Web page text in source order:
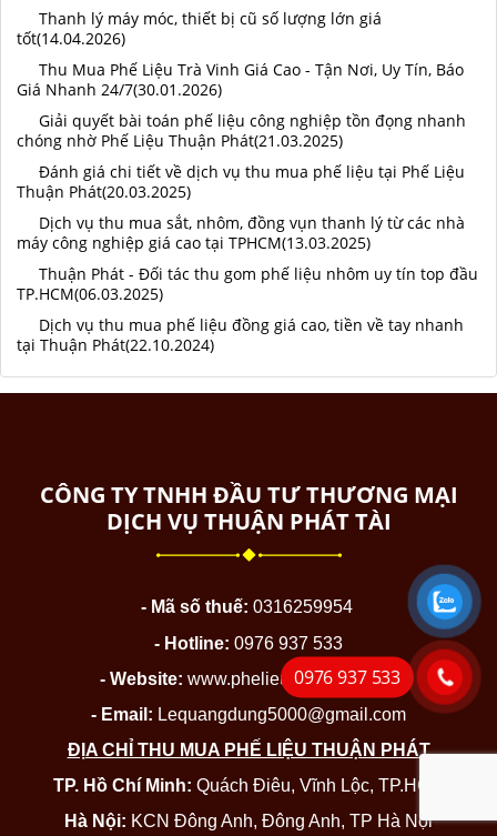
Thanh lý máy móc, thiết bị cũ số lượng lớn giá
tốt(14.04.2026)
Thu Mua Phế Liệu Trà Vinh Giá Cao - Tận Nơi, Uy Tín, Báo
Giá Nhanh 24/7(30.01.2026)
Giải quyết bài toán phế liệu công nghiệp tồn đọng nhanh
chóng nhờ Phế Liệu Thuận Phát(21.03.2025)
Đánh giá chi tiết về dịch vụ thu mua phế liệu tại Phế Liệu
Thuận Phát(20.03.2025)
Dịch vụ thu mua sắt, nhôm, đồng vụn thanh lý từ các nhà
máy công nghiệp giá cao tại TPHCM(13.03.2025)
Thuận Phát - Đối tác thu gom phế liệu nhôm uy tín top đầu
TP.HCM(06.03.2025)
Dịch vụ thu mua phế liệu đồng giá cao, tiền về tay nhanh
tại Thuận Phát(22.10.2024)
CÔNG TY TNHH ĐẦU TƯ THƯƠNG MẠI
DỊCH VỤ THUẬN PHÁT TÀI
- Mã số thuế: 0316259954
- Hotline: 0976 937 533
- Website: www.phelieuthuanphat.net
- Email: Lequangdung5000@gmail.com
ĐỊA CHỈ THU MUA PHẾ LIỆU THUẬN PHÁT
TP. Hồ Chí Minh: Quách Điêu, Vĩnh Lộc, TP.HCM
Hà Nội: KCN Đông Anh, Đông Anh, TP Hà Nội
0976 937 533